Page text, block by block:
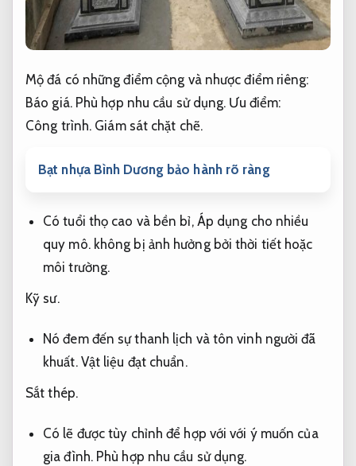
Mộ đá có những điểm cộng và nhược điểm riêng:
Báo giá. Phù hợp nhu cầu sử dụng. Ưu điểm:
Công trình. Giám sát chặt chẽ.
Bạt nhựa Bình Dương bảo hành rõ ràng
Có tuổi thọ cao và bền bỉ, Áp dụng cho nhiều
quy mô.không bị ảnh hưởng bởi thời tiết hoặc
môi trường.
Kỹ sư.
Nó đem đến sự thanh lịch và tôn vinh người đã
khuất. Vật liệu đạt chuẩn.
Sắt thép.
Có lẽ được tùy chỉnh để hợp với với ý muốn của
gia đình. Phù hợp nhu cầu sử dụng.